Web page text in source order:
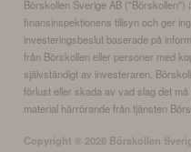
Börskollen Sverige AB
finansinspektionens tillsyn och ger
investeringsbeslut baserade på
från Börskollen eller personer med
självständigt av investeraren.
förlust eller skada av vad slag det
material härrörande från tjänsten
Copyright © 2026 Börskollen